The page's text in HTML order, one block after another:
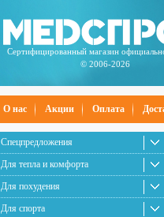
Сертифицированный магазин
© 2006-2026
О нас Акции Оплата
Спецпредложения
Для тепла и комфорта
Для похудения
Для спорта